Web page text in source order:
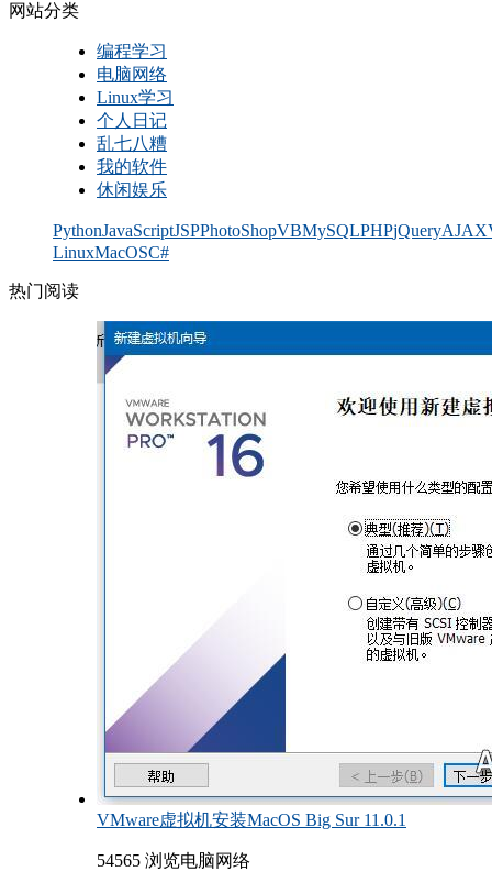
网站分类
编程学习
电脑网络
Linux学习
个人日记
乱七八糟
我的软件
休闲娱乐
PythonJavaScriptJSPPhotoShopVBMySQLPHPjQueryAJAX
LinuxMacOSC#
热门阅读
VMware虚拟机安装MacOS Big Sur 11.0.1
54565 浏览电脑网络